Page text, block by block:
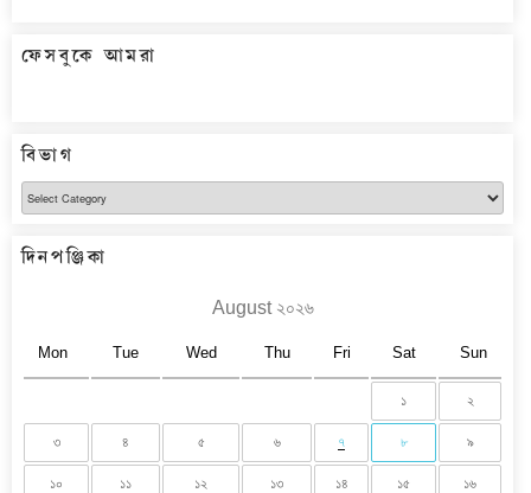
ফেসবুকে আমরা
বিভাগ
বিভাগ
দিনপঞ্জিকা
August ২০২৬
Mon Tue Wed Thu Fri Sat Sun
১ ২
৩ ৪ ৫ ৬ ৭ ৮ ৯
১০ ১১ ১২ ১৩ ১৪ ১৫ ১৬